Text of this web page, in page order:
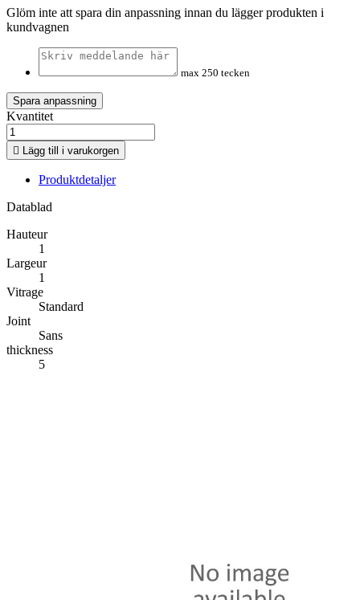
Glöm inte att spara din anpassning innan du lägger produkten i
kundvagnen
max 250 tecken
Spara anpassning
Kvantitet
 Lägg till i varukorgen
Produktdetaljer
Datablad
Hauteur
1
Largeur
1
Vitrage
Standard
Joint
Sans
thickness
5